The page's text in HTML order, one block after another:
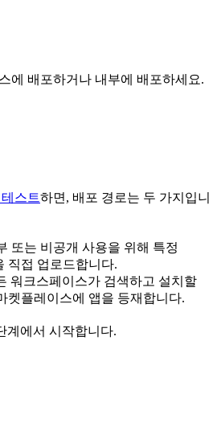
에 배포하거나 내부에 배포하세요.
스트하면, 배포 경로는 두 가지입니
또는 비공개 사용을 위해 특정
직접 업로드합니다.
워크스페이스가 검색하고 설치할
켓플레이스에 앱을 등재합니다.
계에서 시작합니다.